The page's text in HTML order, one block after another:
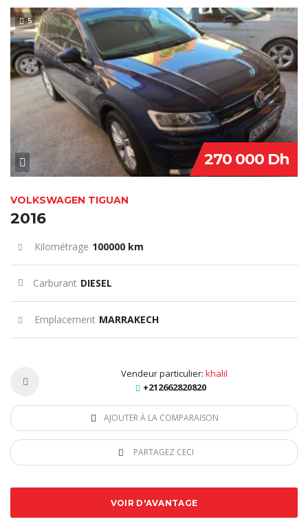
5 SPECIAL
270 000 Dh
VOLKSWAGEN TIGUAN
2016
Kilométrage 100000 km
Carburant DIESEL
Emplacement MARRAKECH
Vendeur particulier: khalil
+212662820820
AJOUTER À LA COMPARAISON
PARTAGEZ CECI
VOIR D'AVANTAGE